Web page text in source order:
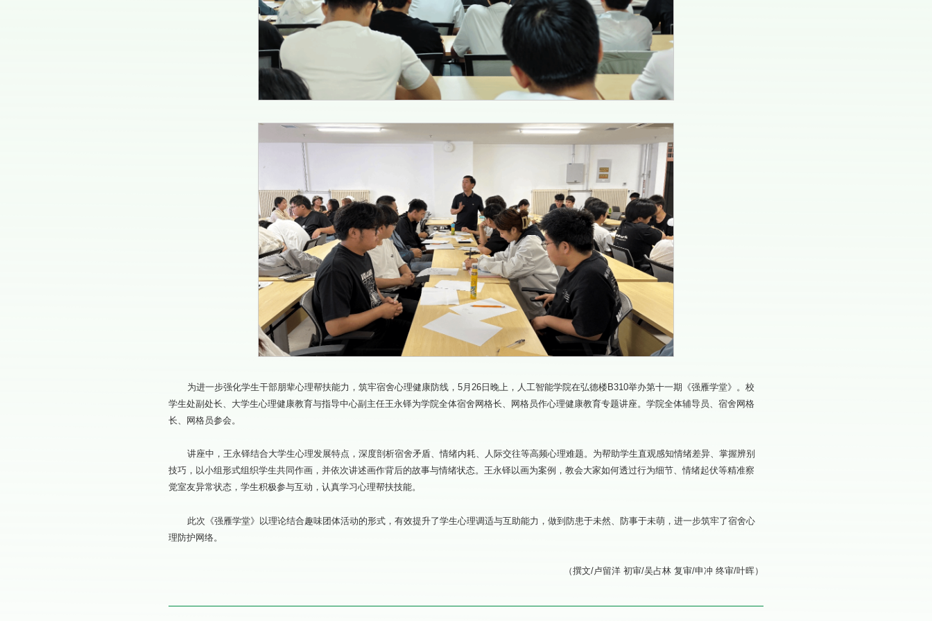
为进一步强化学生干部朋辈心理帮扶能力，筑牢宿舍心理健康防线，5月26日晚上，人工智能学院在弘德楼B310举办第十一期《强雁学堂》。校
学生处副处长、大学生心理健康教育与指导中心副主任王永铎为学院全体宿舍网格长、网格员作心理健康教育专题讲座。学院全体辅导员、宿舍网格
长、网格员参会。
讲座中，王永铎结合大学生心理发展特点，深度剖析宿舍矛盾、情绪内耗、人际交往等高频心理难题。为帮助学生直观感知情绪差异、掌握辨别
技巧，以小组形式组织学生共同作画，并依次讲述画作背后的故事与情绪状态。王永铎以画为案例，教会大家如何透过行为细节、情绪起伏等精准察
觉室友异常状态，学生积极参与互动，认真学习心理帮扶技能。
此次《强雁学堂》以理论结合趣味团体活动的形式，有效提升了学生心理调适与互助能力，做到防患于未然、防事于未萌，进一步筑牢了宿舍心
理防护网络。
（撰文/卢留洋 初审/吴占林 复审/申冲 终审/叶晖）